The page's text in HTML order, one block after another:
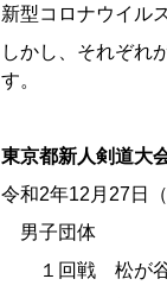
新型コロナウイル
しかし、それぞれ
す。
東京都新人剣道大
令和2年12月27日
男子団体
１回戦 松が